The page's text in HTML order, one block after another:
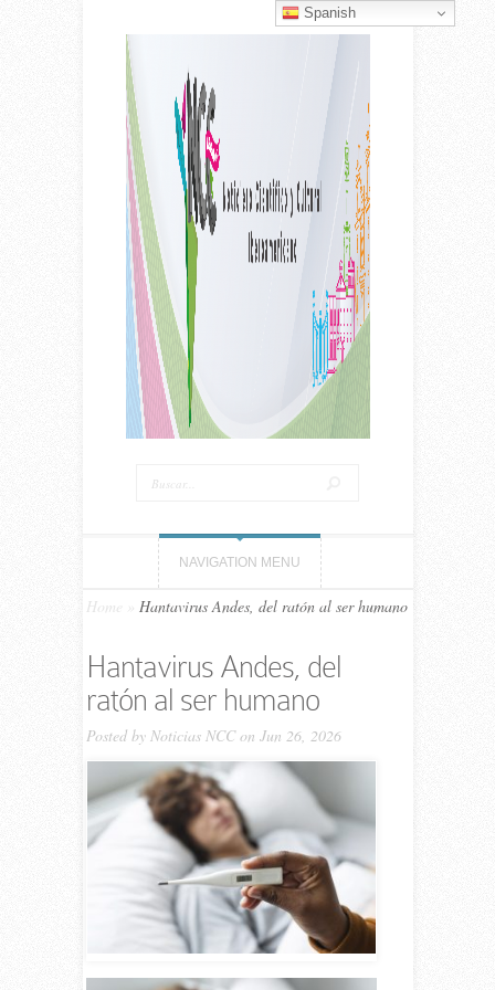
NAVIGATION MENU
Home Hantavirus Andes, del ratón al ser humano
Hantavirus Andes, del
ratón al ser humano
Posted by Noticias NCCon Jun 26, 2026
Spanish